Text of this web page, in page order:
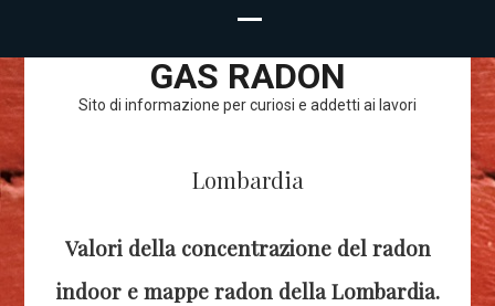
GAS RADON
Sito di informazione per curiosi e addetti ai lavori
Lombardia
Valori della concentrazione del radon
indoor e mappe radon della Lombardia.